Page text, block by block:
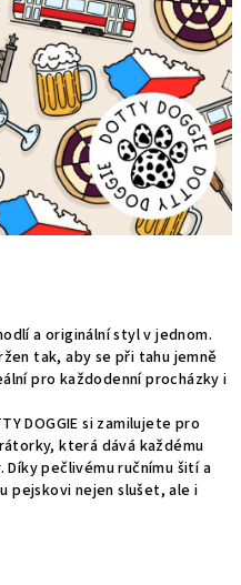
a originální styl v jednom.
tak, aby se při tahu jemně
pro každodenní procházky i
DOGGIE si zamilujete pro
která dává každému
pečlivému ručnímu šití a
pejskovi nejen slušet, ale i